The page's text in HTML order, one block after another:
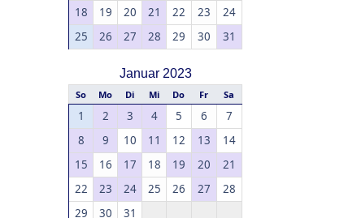
18
19 20 21 22 23
24
25
26 27 28 29 30 31
Januar 2023
So Mo Di Mi Do Fr Sa
1 2 3 4 5 6
7
8
9 10 11 12 13
14
15
16 17 18 19 20
21
22
23 24 25 26 27
28
29
30 31